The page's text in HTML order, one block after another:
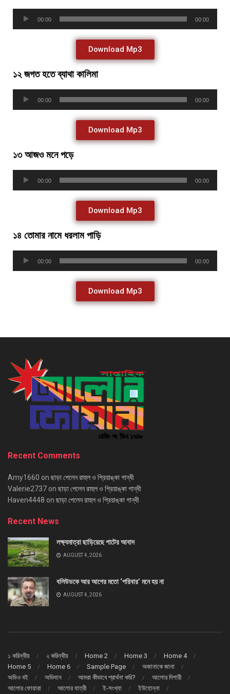
00:00 00:00
Download Mp3
১২ জগত হতে ব্যাথা কালিমা
00:00 00:00
Download Mp3
১৩ আজও মনে পড়ে
00:00 00:00
Download Mp3
১৪ তোমার নামে ধরলাম পাড়ি
00:00 00:00
Download Mp3
Recent Comments
Amy1660 on ছাড়া পেলেন রাহুল ও প্রিয়াঙ্কা গান্ধী
Valerie2737 on ছাড়া পেলেন রাহুল ও প্রিয়াঙ্কা গান্ধী
Haven4448 on ছাড়া পেলেন রাহুল ও প্রিয়াঙ্কা গান্ধী
Recent News
লক্ষ্যমাত্রা ছাড়িয়েছে পাটের আবাদ
AUGUST 4, 2026
বলিউডকে আর আগের মতো ‘পরিবার’ মনে হয় না
AUGUST 4, 2026
১ করিন্থীয় ২ করিন্থীয় Home 2 Home 3
Home 4
Home 5
Home 6 Sample Page
অজানাকে জানা
অডিও বই
অভিযান আমরা কীভাবে প্রার্থনা করি?
আলোর দিশারী
আলোর ফোয়ারা
আলোর যাত্রী ই-সংখ্যা ইউহোন্না